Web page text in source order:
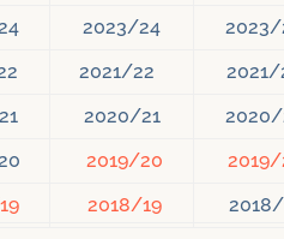
2023/24 2023/
2021/22 2021/
2020/21 2020/
2019/20 2019/
2018/19